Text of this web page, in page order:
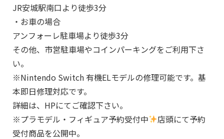
JR安城駅南口より徒歩3分
・お車の場合
アンフォーレ駐車場より徒歩3分
その他、市営駐車場やコインパーキングをご利用下さ
い。
※Nintendo Switch 有機ELモデルの修理可能です。基
本即日修理対応です。
詳細は、HPにてご確認下さい。
※プラモデル・フィギュア予約受付中
店頭にて予約
受付商品を公開中。